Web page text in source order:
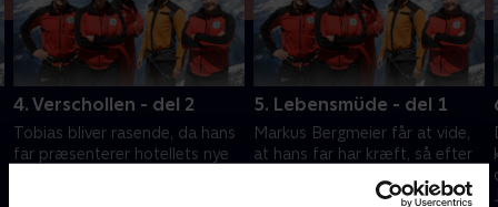
4. Verschollen - del 2
Tobias bliver rasende, da hans
far præsenterer hotellets nye
5. Lebensmüde - del 1
Markus Bergmeier får at vide,
at hans far har kræft, så efter
Redningsteamet får travlt, da